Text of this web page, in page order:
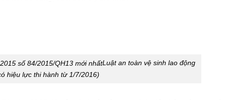
Luật an toàn vệ sinh lao động
hiệu lực thi hành từ 1/7/2016)